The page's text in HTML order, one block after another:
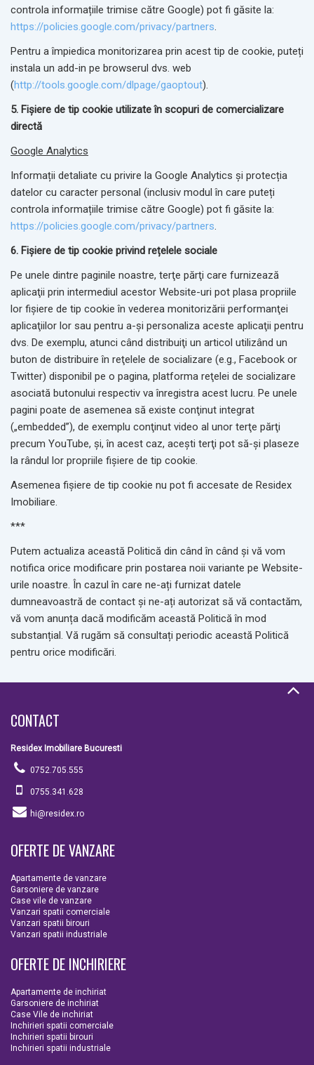
controla informațiile trimise către Google) pot fi găsite la:
https://policies.google.com/privacy/partners.
Pentru a împiedica monitorizarea prin acest tip de cookie, puteți
instala un add-in pe browserul dvs. web
(http://tools.google.com/dlpage/gaoptout).
5. Fișiere de tip cookie utilizate în scopuri de comercializare
directă
Google Analytics
Informații detaliate cu privire la Google Analytics și protecția
datelor cu caracter personal (inclusiv modul în care puteți
controla informațiile trimise către Google) pot fi găsite la:
https://policies.google.com/privacy/partners.
6. Fișiere de tip cookie privind rețelele sociale
Pe unele dintre paginile noastre, terţe părţi care furnizează
aplicaţii prin intermediul acestor Website-uri pot plasa propriile
lor fişiere de tip cookie în vederea monitorizării performanţei
aplicaţiilor lor sau pentru a-şi personaliza aceste aplicaţii pentru
dvs. De exemplu, atunci când distribuiţi un articol utilizând un
buton de distribuire în reţelele de socializare (e.g., Facebook or
Twitter) disponibil pe o pagina, platforma reţelei de socializare
asociată butonului respectiv va înregistra acest lucru. Pe unele
pagini poate de asemenea să existe conţinut integrat
(„embedded”), de exemplu conţinut video al unor terţe părţi
precum YouTube, şi, în acest caz, aceşti terţi pot să-şi plaseze
la rândul lor propriile fişiere de tip cookie.
Asemenea fişiere de tip cookie nu pot fi accesate de Residex
Imobiliare.
***
Putem actualiza această Politică din când în când și vă vom
notifica orice modificare prin postarea noii variante pe Website-
urile noastre. În cazul în care ne-ați furnizat datele
dumneavoastră de contact și ne-ați autorizat să vă contactăm,
vă vom anunța dacă modificăm această Politică în mod
substanțial. Vă rugăm să consultați periodic această Politică
pentru orice modificări.
CONTACT
Residex Imobiliare Bucuresti
0752.705.555
0755.341.628
hi@residex.ro
OFERTE DE VANZARE
Apartamente de vanzare
Garsoniere de vanzare
Case vile de vanzare
Vanzari spatii comerciale
Vanzari spatii birouri
Vanzari spatii industriale
OFERTE DE INCHIRIERE
Apartamente de inchiriat
Garsoniere de inchiriat
Case Vile de inchiriat
Inchirieri spatii comerciale
Inchirieri spatii birouri
Inchirieri spatii industriale